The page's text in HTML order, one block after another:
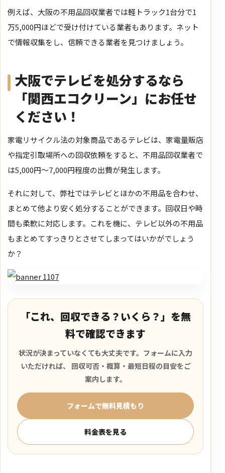
例えば、大阪の不用品回収業者では軽トラック1台分で1
万5,000円ほどで受け付けている業者もあります。ネット
で情報収集をし、信頼できる業者を見つけましょう。
大阪でテレビを処分するなら
「関西エコクリーン」にお任せ
ください！
家電リサイクル法の対象商品であるテレビは、家電量販店
や指定引取場所への回収依頼をすると、 不用品回収業者で
は5,000円〜7,000円程度の出費が発生します。
それに対して、弊社ではテレビとほかの不用品を合わせ、
まとめて他より安く処分することができます。 回収日や時
間も柔軟に対応します。これを機に、テレビ以外の不用品
もまとめてすっきりとさせてしまってはいかがでしょう
か？
「これ、回収できる？いくら？」を無
料で確認できます
状況が決まっていなくても大丈夫です。フォームに入力
いただければ、 回収可否・概算・最短日程の目安をご
案内します。
フォームで無料見積もり
料金表を見る